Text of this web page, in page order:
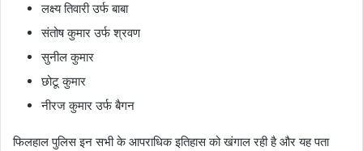
लक्ष्य तिवारी उर्फ बाबा
संतोष कुमार उर्फ श्रवण
सुनील कुमार
छोटू कुमार
नीरज कुमार उर्फ बैगन
फिलहाल पुलिस इन सभी के आपराधिक इतिहास को खंगाल रही है और यह पता